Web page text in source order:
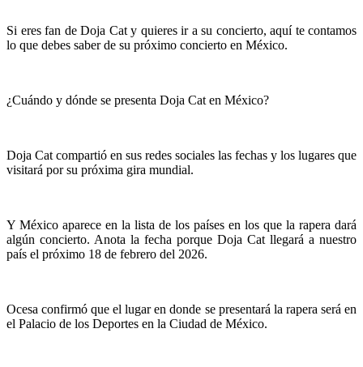
Si eres fan de Doja Cat y quieres ir a su concierto, aquí te contamos
lo que debes saber de su próximo concierto en México.
¿Cuándo y dónde se presenta Doja Cat en México?
Doja Cat compartió en sus redes sociales las fechas y los lugares que
visitará por su próxima gira mundial.
Y México aparece en la lista de los países en los que la rapera dará
algún concierto. Anota la fecha porque Doja Cat llegará a nuestro
país el próximo 18 de febrero del 2026.
Ocesa confirmó que el lugar en donde se presentará la rapera será en
el Palacio de los Deportes en la Ciudad de México.